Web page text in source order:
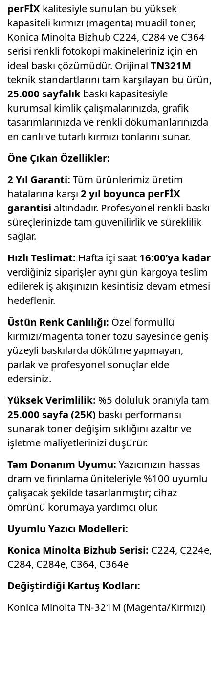
perFİX kalitesiyle sunulan bu yüksek
kapasiteli kırmızı (magenta) muadil toner,
Konica Minolta Bizhub C224, C284 ve C364
serisi renkli fotokopi makineleriniz için en
ideal baskı çözümüdür. Orijinal TN321M
teknik standartlarını tam karşılayan bu ürün,
25.000 sayfalık baskı kapasitesiyle
kurumsal kimlik çalışmalarınızda, grafik
tasarımlarınızda ve renkli dökümanlarınızda
en canlı ve tutarlı kırmızı tonlarını sunar.
Öne Çıkan Özellikler:
2 Yıl Garanti: Tüm ürünlerimiz üretim
hatalarına karşı 2 yıl boyunca perFİX
garantisi altındadır. Profesyonel renkli baskı
süreçlerinizde tam güvenilirlik ve süreklilik
sağlar.
Hızlı Teslimat: Hafta içi saat 16:00’ya kadar
verdiğiniz siparişler aynı gün kargoya teslim
edilerek iş akışınızın kesintisiz devam etmesi
hedeflenir.
Üstün Renk Canlılığı: Özel formüllü
kırmızı/magenta toner tozu sayesinde geniş
yüzeyli baskılarda dökülme yapmayan,
parlak ve profesyonel sonuçlar elde
edersiniz.
Yüksek Verimlilik: %5 doluluk oranıyla tam
25.000 sayfa (25K) baskı performansı
sunarak toner değişim sıklığını azaltır ve
işletme maliyetlerinizi düşürür.
Tam Donanım Uyumu: Yazıcınızın hassas
dram ve fırınlama üniteleriyle %100 uyumlu
çalışacak şekilde tasarlanmıştır; cihaz
ömrünü korumaya yardımcı olur.
Uyumlu Yazıcı Modelleri:
Konica Minolta Bizhub Serisi: C224, C224e,
C284, C284e, C364, C364e
Değiştirdiği Kartuş Kodları:
Konica Minolta TN-321M (Magenta/Kırmızı)